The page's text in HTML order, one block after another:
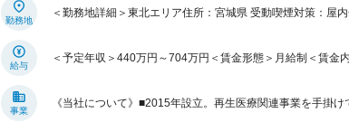
勤務地
＜勤務地詳細＞東北エリア住所：宮城県 受動喫煙対策：屋
給与
＜予定年収＞440万円～704万円＜賃金形態＞月給制＜賃
事業
《当社について》■2015年設立。再生医療関連事業を手掛